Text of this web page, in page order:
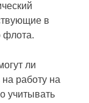
в
флота.
ли
работу на
учитывать